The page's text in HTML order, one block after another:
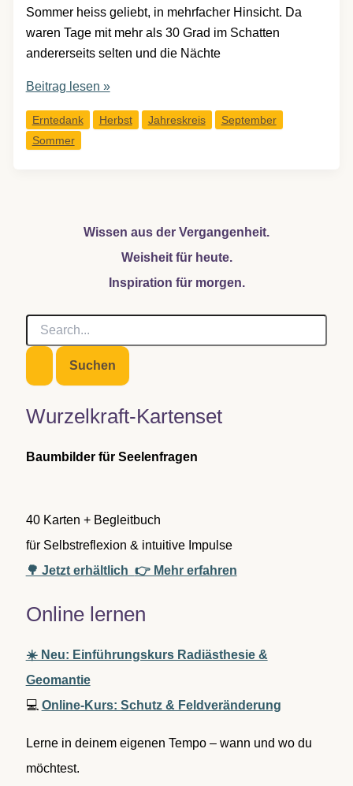
Sommer heiss geliebt, in mehrfacher Hinsicht. Da
waren Tage mit mehr als 30 Grad im Schatten
andererseits selten und die Nächte
Septemberseufzen
Beitrag lesen »
Erntedank Herbst Jahreskreis
September
Sommer
Wissen aus der Vergangenheit.
Weisheit für heute.
Inspiration für morgen.
S
c
e
n
h
Wurzelkraft-Kartenset
Baumbilder für Seelenfragen
40 Karten + Begleitbuch
für Selbstreflexion & intuitive Impulse
🌳 Jetzt erhältlich 👉 Mehr erfahren
Online lernen
☀️ Neu: Einführungskurs Radiästhesie &
Geomantie
💻 Online-Kurs: Schutz & Feldveränderung
Lerne in deinem eigenen Tempo – wann und wo du
möchtest.